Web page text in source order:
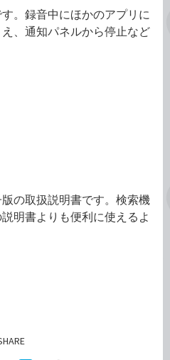
。録音中にほかのアプリに
、通知パネルから停止など
の取扱説明書です。検索機
明書よりも便利に使えるよ